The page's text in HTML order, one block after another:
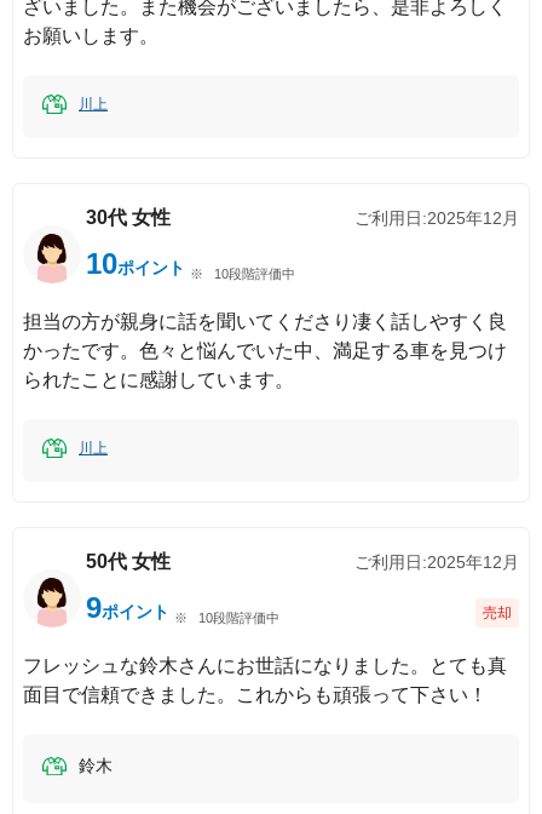
ざいました。また機会がございましたら、是非よろしく
お願いします。
川上
30代 女性 ご利用日:2025年12月
10ポイント 10段階評価中
担当の方が親身に話を聞いてくださり凄く話しやすく良
かったです。色々と悩んでいた中、満足する車を見つけ
られたことに感謝しています。
川上
50代 女性 ご利用日:2025年12月
9ポイント 10段階評価中 売却
フレッシュな鈴木さんにお世話になりました。とても真
面目で信頼できました。これからも頑張って下さい！
鈴木